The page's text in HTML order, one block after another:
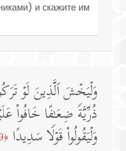
и скажите им
وَلۡیَخۡشَ ٱلَّذِینَ لَوۡ
ذُرِّیَّةࣰ ضِعَـٰفًا خَافُوا۟
وَلۡیَقُولُوا۟ قَوۡلࣰا سَدِیدًا ﴿9﴾